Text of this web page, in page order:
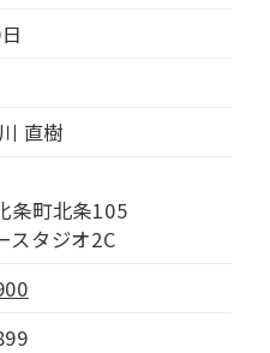
直樹
条町北条105
スタジオ2C